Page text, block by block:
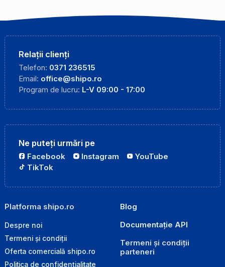
Relații clienți
Telefon: 0371 236515
Email: office@shipo.ro
Program de lucru: L-V 09:00 - 17:00
Ne puteți urmări pe
Facebook Instagram
YouTube
TikTok
Platforma shipo.ro
Despre noi
Termeni și condiții
Oferta comercială shipo.ro
Politica de confidențialitate
Blog
Documentație API
Termeni și condiții
parteneri